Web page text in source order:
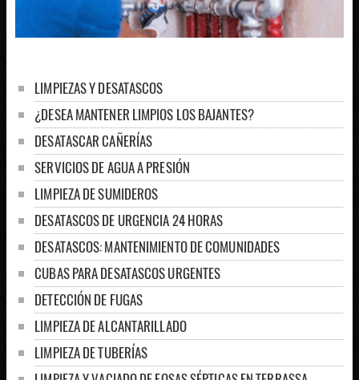
LIMPIEZAS Y DESATASCOS
¿DESEA MANTENER LIMPIOS LOS BAJANTES?
DESATASCAR CAÑERÍAS
SERVICIOS DE AGUA A PRESIÓN
LIMPIEZA DE SUMIDEROS
DESATASCOS DE URGENCIA 24 HORAS
DESATASCOS: MANTENIMIENTO DE COMUNIDADES
CUBAS PARA DESATASCOS URGENTES
DETECCIÓN DE FUGAS
LIMPIEZA DE ALCANTARILLADO
LIMPIEZA DE TUBERÍAS